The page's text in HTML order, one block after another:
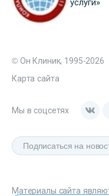
© Он Клиник, 1995-2026
Карта сайта
Мы в соцсетях
Материалы сайта